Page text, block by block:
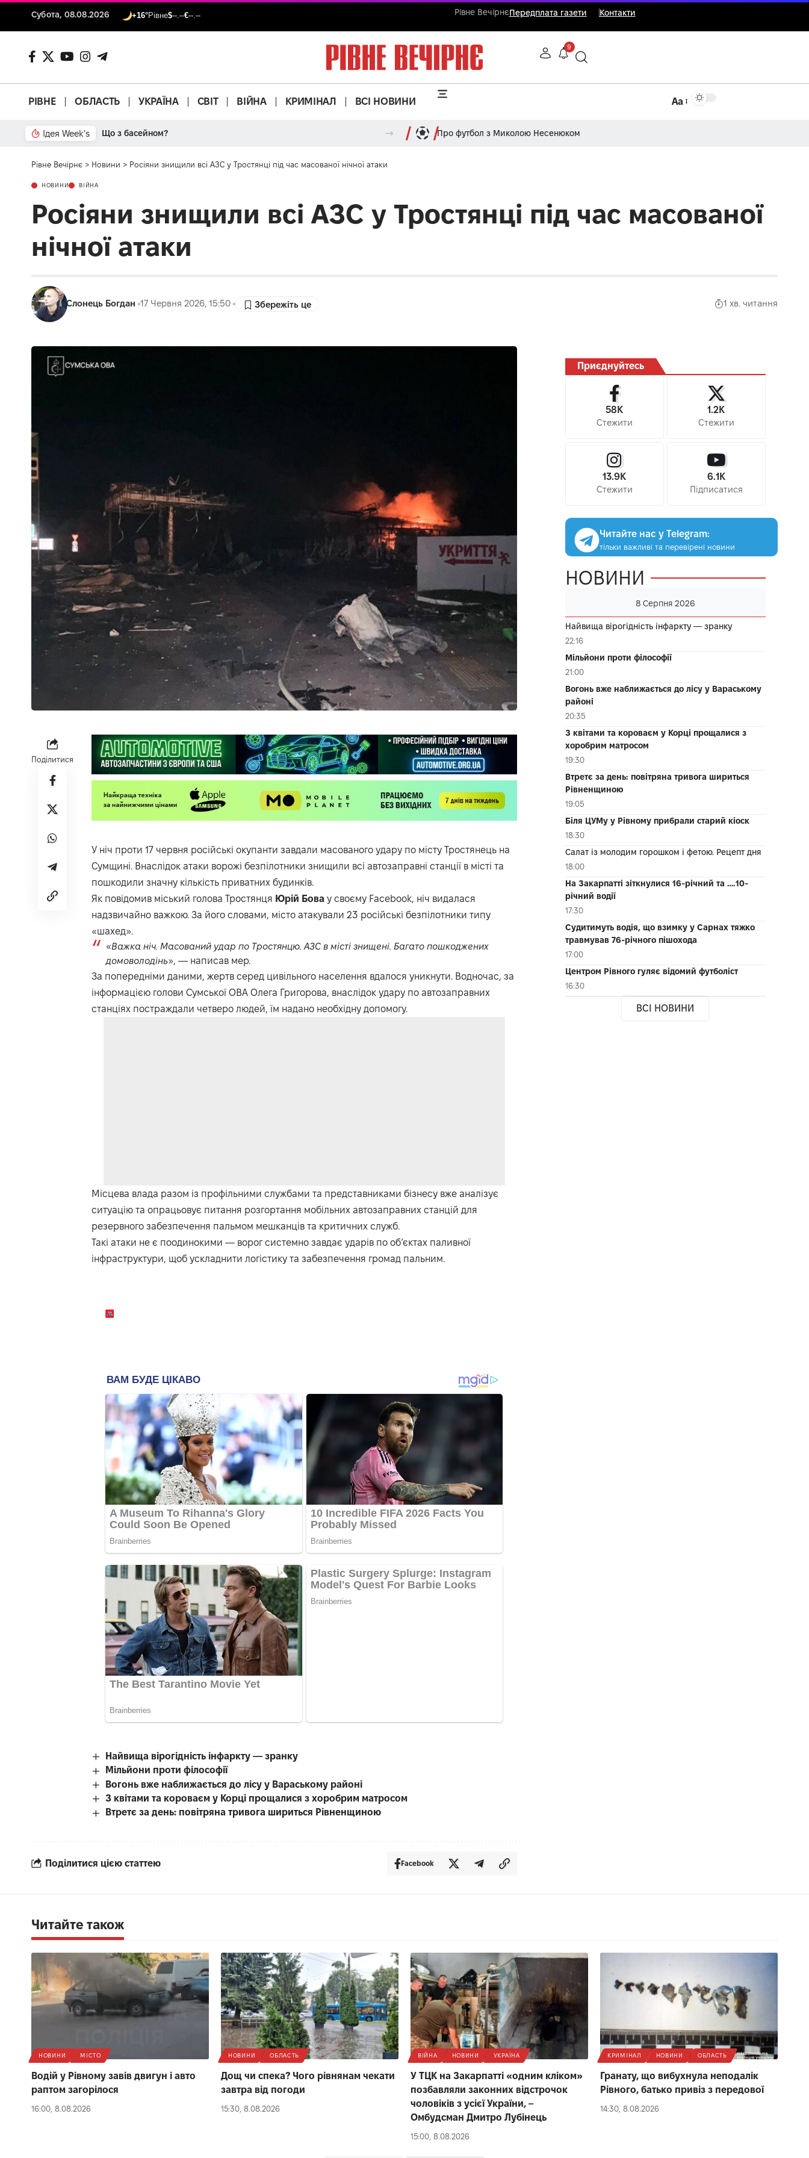
Субота, 08.08.2026 +16°Рівне$--.--€--.-- Рівне ВечірнєПередплата газети Контакти
9
РІВНЕ ОБЛАСТЬ УКРАЇНА СВІТ ВІЙНА КРИМІНАЛ ВСІ НОВИНИ Аа
Ідея Week's Від паркану до картонки Про футбол з Миколою Несенюком
Рівне Вечірнє > Новини > Росіяни знищили всі АЗС у Тростянці під час масованої нічної атаки
НОВИНИ ВІЙНА
Росіяни знищили всі АЗС у Тростянці під час масованої
нічної атаки
Слонець Богдан 17 Червня 2026, 15:50 1 хв. читання
Поділитися
У ніч проти 17 червня російські окупанти завдали масованого удару по місту Тростянець на
Сумщині. Внаслідок атаки ворожі безпілотники знищили всі автозаправні станції в місті та
пошкодили значну кількість приватних будинків.
Як повідомив міський голова Тростянця Юрій Бова у своєму Facebook, ніч видалася
надзвичайно важкою. За його словами, місто атакували 23 російські безпілотники типу
«шахед».
«Важка ніч. Масований удар по Тростянцю. АЗС в місті знищені. Багато пошкоджених
домоволодінь», — написав мер.
За попередніми даними, жертв серед цивільного населення вдалося уникнути. Водночас, за
інформацією голови Сумської ОВА Олега Григорова, внаслідок удару по автозаправних
станціях постраждали четверо людей, їм надано необхідну допомогу.
Місцева влада разом із профільними службами та представниками бізнесу вже аналізує
ситуацію та опрацьовує питання розгортання мобільних автозаправних станцій для
резервного забезпечення пальмом мешканців та критичних служб.
Такі атаки не є поодинокими — ворог системно завдає ударів по об’єктах паливної
інфраструктури, щоб ускладнити логістику та забезпечення громад пальним.
Найвища вірогідність інфаркту — зранку
Мільйони проти філософії
Вогонь вже наближається до лісу у Вараському районі
З квітами та короваєм у Корці прощалися з хоробрим матросом
Втретє за день: повітряна тривога шириться Рівненщиною
Поділитися цією статтею Facebook
Приєднуйтесь
58K
Стежити
1.2K
Стежити
13.9K
Стежити
6.1K
Підписатися
Читайте нас у Telegram:
тільки важливі та перевірені новини
НОВИНИ
8 Серпня 2026
Найвища вірогідність інфаркту — зранку
22:16
Мільйони проти філософії
21:00
Вогонь вже наближається до лісу у Вараському
районі
20:35
З квітами та короваєм у Корці прощалися з
хоробрим матросом
19:30
Втретє за день: повітряна тривога шириться
Рівненщиною
19:05
Біля ЦУМу у Рівному прибрали старий кіоск
18:30
Салат із молодим горошком і фетою. Рецепт дня
18:00
На Закарпатті зіткнулися 16-річний та ….10-
річний водії
17:30
Судитимуть водія, що взимку у Сарнах тяжко
травмував 76-річного пішохода
17:00
Центром Рівного гуляє відомий футболіст
16:30
ВСІ НОВИНИ
Читайте також
НОВИНИ МІСТО
Водій у Рівному завів двигун і авто
раптом загорілося
16:00, 8.08.2026
НОВИНИ ОБЛАСТЬ
Дощ чи спека? Чого рівнянам чекати
завтра від погоди
15:30, 8.08.2026
ВІЙНА НОВИНИ УКРАЇНА
У ТЦК на Закарпатті «одним кліком»
позбавляли законних відстрочок
чоловіків з усієї України, –
Омбудсман Дмитро Лубінець
15:00, 8.08.2026
КРИМІНАЛ НОВИНИ ОБЛАСТЬ
Гранату, що вибухнула неподалік
Рівного, батько привіз з передової
14:30, 8.08.2026